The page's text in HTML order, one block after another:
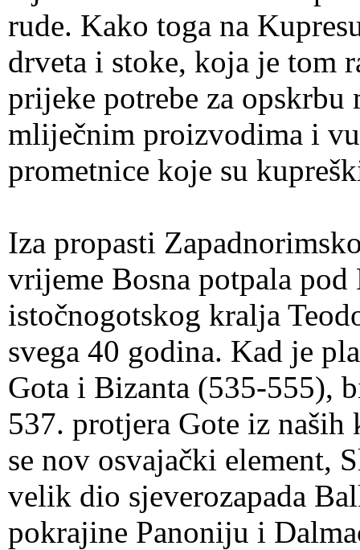
rude. Kako toga na
drveta i stoke, koja je tom
prijeke potrebe za opskrbu
mliječnim proizvodima i
prometnice koje su
Iza propasti
vrijeme Bosna potpala
istočnogotskog kralja
svega 40 godina. Kad je
Gota i Bizanta (535-555),
537. protjera Gote iz
se nov osvajački element,
velik dio sjeverozapada
pokrajine Panoniju i